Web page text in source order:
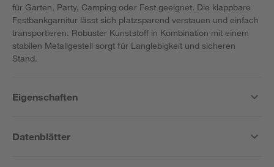
für Garten, Party, Camping oder Fest geeignet. Die klappbare
Festbankgarnitur lässt sich platzsparend verstauen und einfach
transportieren. Robuster Kunststoff in Kombination mit einem
stabilen Metallgestell sorgt für Langlebigkeit und sicheren
Stand.
Eigenschaften
Datenblätter